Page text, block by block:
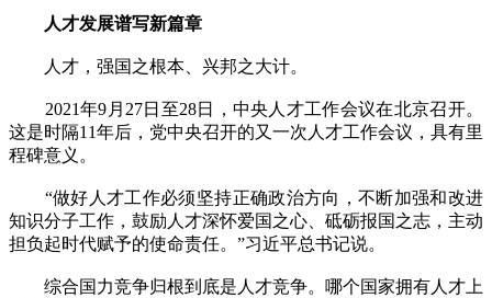
人才发展谱写新篇章
人才，强国之根本、兴邦之大计。
2021年9月27日至28日，中央人才工作会议在北京召开。
这是时隔11年后，党中央召开的又一次人才工作会议，具有里
程碑意义。
“做好人才工作必须坚持正确政治方向，不断加强和改进
知识分子工作，鼓励人才深怀爱国之心、砥砺报国之志，主动
担负起时代赋予的使命责任。”习近平总书记说。
综合国力竞争归根到底是人才竞争。哪个国家拥有人才上